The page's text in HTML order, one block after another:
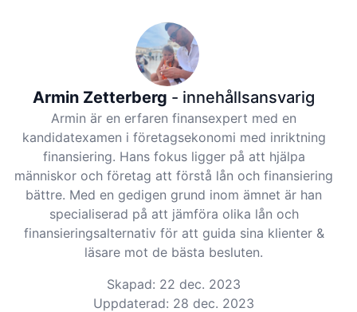
Armin Zetterberg - innehållsansvarig
Armin är en erfaren finansexpert med en
kandidatexamen i företagsekonomi med inriktning
finansiering. Hans fokus ligger på att hjälpa
människor och företag att förstå lån och finansiering
bättre. Med en gedigen grund inom ämnet är han
specialiserad på att jämföra olika lån och
finansieringsalternativ för att guida sina klienter &
läsare mot de bästa besluten.
Skapad: 22 dec. 2023
Uppdaterad: 28 dec. 2023